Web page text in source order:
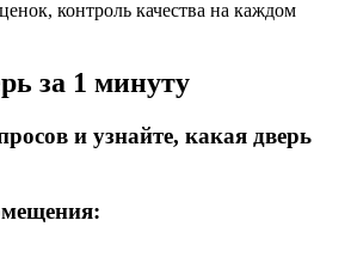
контроль качества на каждом
за 1 минуту
и узнайте, какая дверь